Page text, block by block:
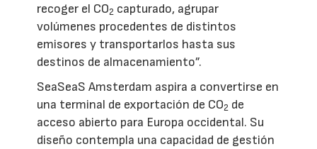
recoger el CO2 capturado, agrupar
volúmenes procedentes de distintos
emisores y transportarlos hasta sus
destinos de almacenamiento”.
SeaSeaS Amsterdam aspira a convertirse en
una terminal de exportación de CO2 de
acceso abierto para Europa occidental. Su
diseño contempla una capacidad de gestión